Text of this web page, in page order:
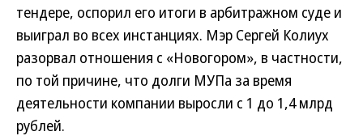
тендере, оспорил его итоги в арбитражном суде и
выиграл во всех инстанциях. Мэр Сергей Колиух
разорвал отношения с «Новогором», в частности,
по той причине, что долги МУПа за время
деятельности компании выросли с 1 до 1,4 млрд
рублей.